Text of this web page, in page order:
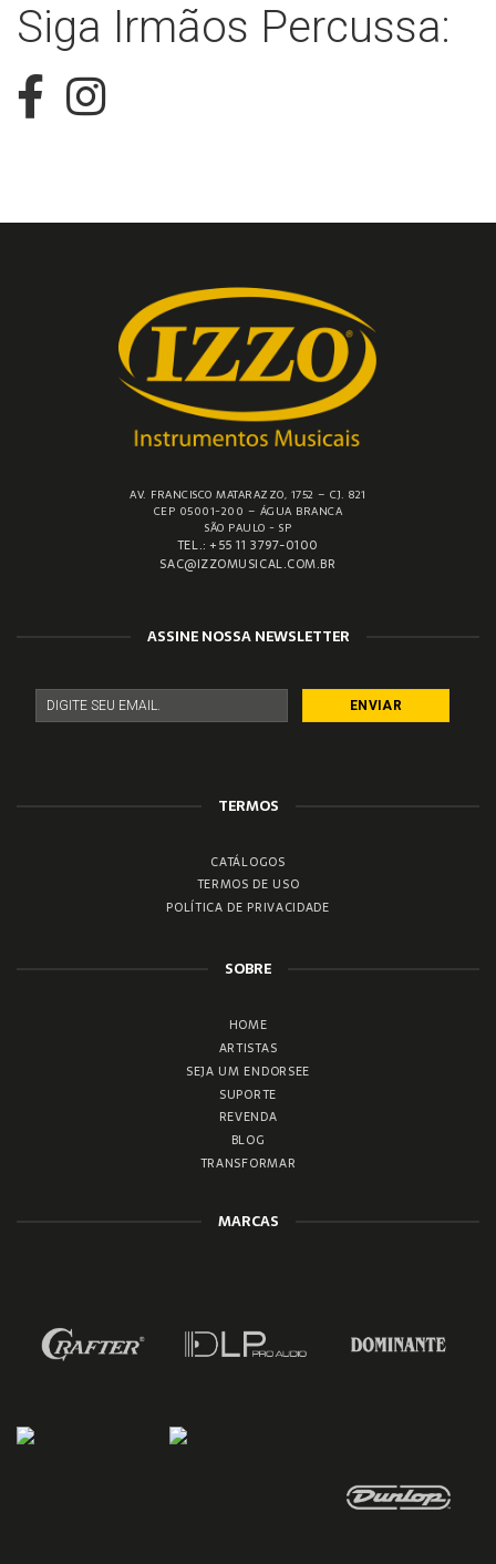
Siga Irmãos Percussa:
AV. FRANCISCO MATARAZZO, 1752 – CJ. 821
CEP 05001-200 – ÁGUA BRANCA
SÃO PAULO - SP
TEL.: +55 11 3797-0100
SAC@IZZOMUSICAL.COM.BR
ASSINE NOSSA NEWSLETTER
TERMOS
CATÁLOGOS
TERMOS DE USO
POLÍTICA DE PRIVACIDADE
SOBRE
HOME
ARTISTAS
SEJA UM ENDORSEE
SUPORTE
REVENDA
BLOG
TRANSFORMAR
MARCAS